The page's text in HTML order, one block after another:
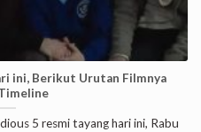
ini, Berikut Urutan Filmnya
5 resmi tayang hari ini, Rabu